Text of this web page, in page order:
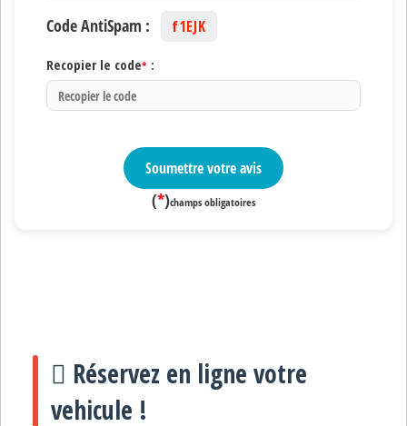
Code AntiSpam : f1EJK
Recopier le code* :
Soumettre votre avis
(*)champs obligatoires
Réservez en ligne votre
vehicule !